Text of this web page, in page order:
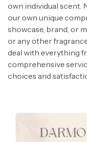
own individual scent.
our own unique
showcase, brand, or
or any other
deal with everything
comprehensive
choices and